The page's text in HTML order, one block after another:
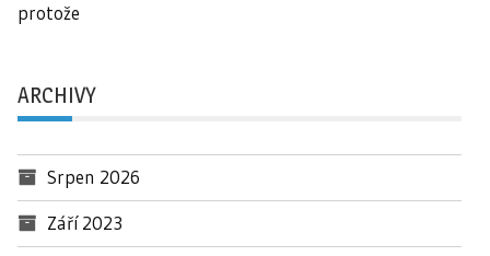
protože
ARCHIVY
Srpen 2026
Září 2023